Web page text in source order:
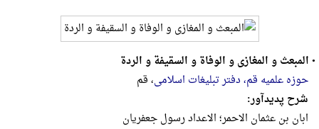
•المبعث و المغازی و الوفاة و السقیفة و الردة
حوزه علمیه قم، دفتر تبلیغات‌ ‌اسلامی‌، قم
شرح پدیدآور:
ابان بن عثمان الاحمر؛ الاعداد رسول جعفریان